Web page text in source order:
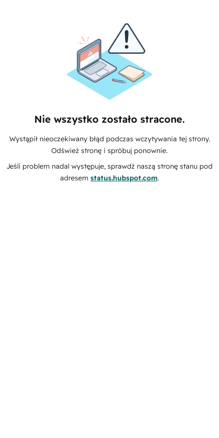
Nie wszystko zostało stracone.
Wystąpił nieoczekiwany błąd podczas wczytywania tej strony.
Odśwież stronę i spróbuj ponownie.
Jeśli problem nadal występuje, sprawdź naszą stronę stanu pod
adresem status.hubspot.com.